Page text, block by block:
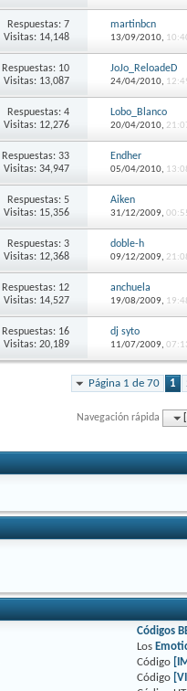
Respuestas: 7
Visitas: 14,148
martinbcn
13/09/2010,
Respuestas: 10
Visitas: 13,087
JoJo_ReloadeD
24/04/2010,
Respuestas: 4
Visitas: 12,276
Lobo_Blanco
20/04/2010,
Respuestas: 33
Visitas: 34,947
Endher
05/04/2010,
Respuestas: 5
Visitas: 15,356
Aiken
31/12/2009,
Respuestas: 3
Visitas: 12,368
doble-h
09/12/2009,
Respuestas: 12
Visitas: 14,527
anchuela
19/08/2009,
Respuestas: 16
Visitas: 20,189
dj syto
11/07/2009,
Página 1 de 70 1
Navegación rápida
Códigos
Los
Código
Código